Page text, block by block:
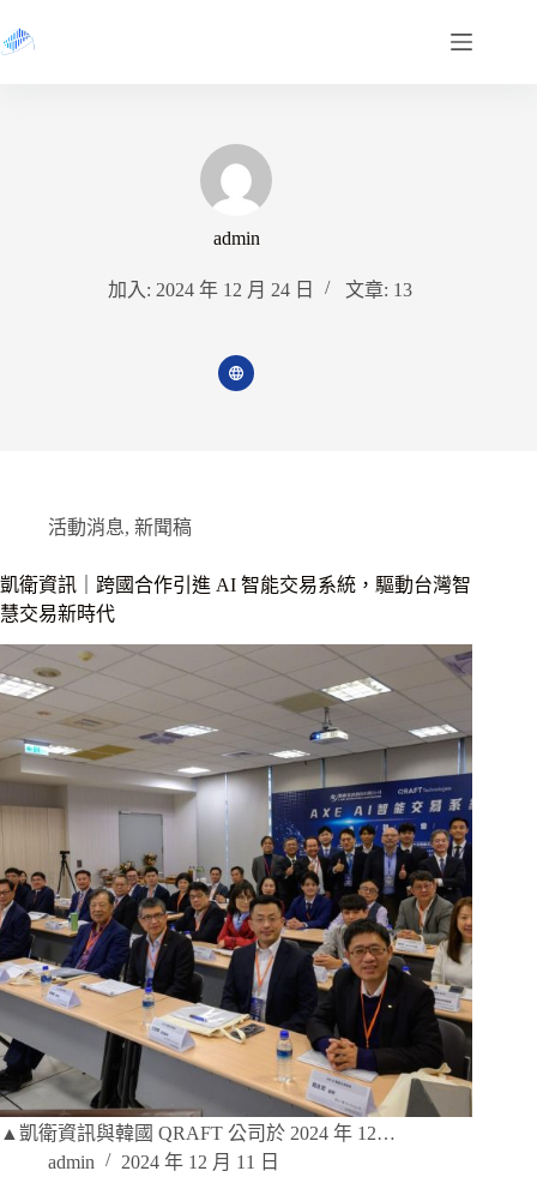
至
admin
加入: 2024 年 12 月 24 日 文章: 13
活動消息, 新聞稿
凱衛資訊｜跨國合作引進 AI 智能交易系統，驅動台灣智
慧交易新時代
▲凱衛資訊與韓國 QRAFT 公司於 2024 年 12…
admin
2024 年 12 月 11 日